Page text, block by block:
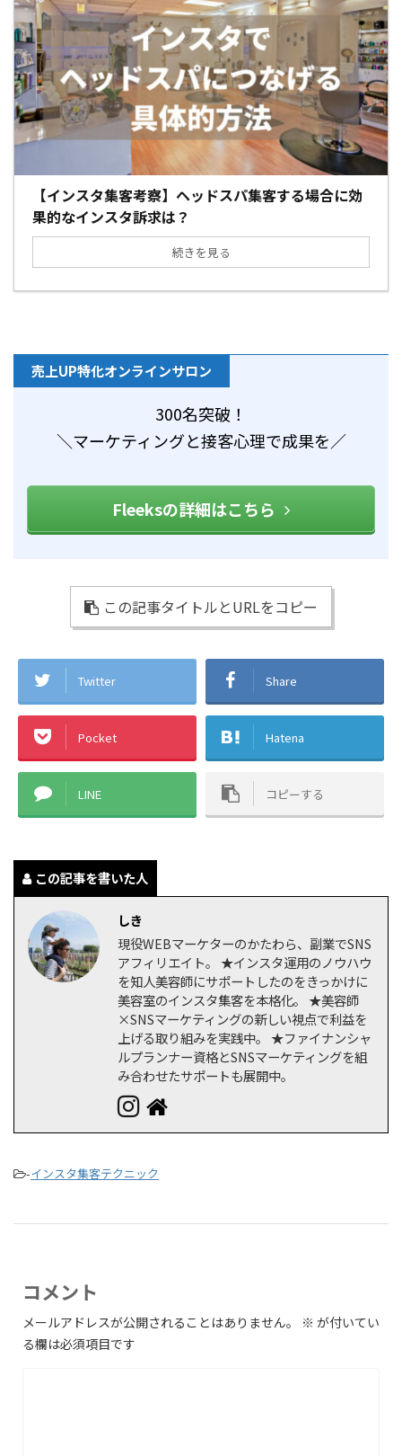
【インスタ集客考察】ヘッドスパ集客する場合に効
果的なインスタ訴求は？
続きを見る
売上UP特化オンラインサロン
300名突破！
＼マーケティングと接客心理で成果を／
Fleeksの詳細はこちら
この記事タイトルとURLをコピー
Twitter Share
Pocket Hatena
LINE コピーする
この記事を書いた人
しき
現役WEBマーケターのかたわら、副業でSNS
アフィリエイト。 ★インスタ運用のノウハウ
を知人美容師にサポートしたのをきっかけに
美容室のインスタ集客を本格化。 ★美容師
×SNSマーケティングの新しい視点で利益を
上げる取り組みを実践中。 ★ファイナンシャ
ルプランナー資格とSNSマーケティングを組
み合わせたサポートも展開中。
-インスタ集客テクニック
コメント
メールアドレスが公開されることはありません。 ※ が付いてい
る欄は必須項目です